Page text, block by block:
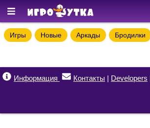
Игры Новые Аркады Бродилки
Информация Контакты | Developers